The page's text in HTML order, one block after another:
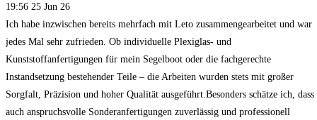
19:56 25 Jun 26
Ich habe inzwischen bereits mehrfach mit Leto zusammengearbeitet und war
jedes Mal sehr zufrieden. Ob individuelle Plexiglas- und
Kunststoffanfertigungen für mein Segelboot oder die fachgerechte
Instandsetzung bestehender Teile – die Arbeiten wurden stets mit großer
Sorgfalt, Präzision und hoher Qualität ausgeführt.Besonders schätze ich, dass
auch anspruchsvolle Sonderanfertigungen zuverlässig und professionell